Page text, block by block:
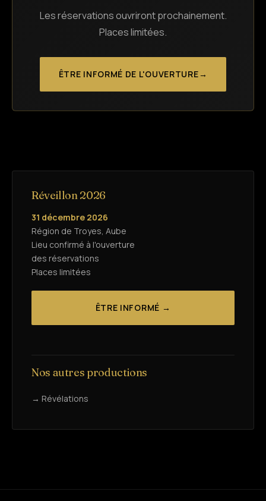
Les réservations ouvriront prochainement.
Places limitées.
ÊTRE INFORMÉ DE L'OUVERTURE→
Réveillon 2026
31 décembre 2026
Région de Troyes, Aube
Lieu confirmé à l'ouverture
des réservations
Places limitées
ÊTRE INFORMÉ →
Nos autres productions
→ Révélations